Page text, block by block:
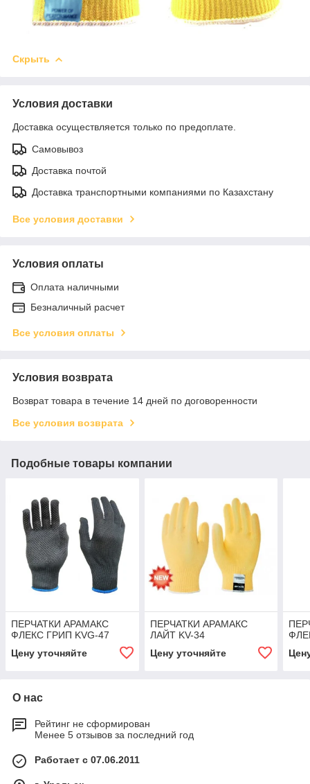
Скрыть
Условия доставки
Доставка осуществляется только по предоплате.
Самовывоз
Доставка почтой
Доставка транспортными компаниями по Казахстану
Все условия доставки
Условия оплаты
Оплата наличными
Безналичный расчет
Все условия оплаты
Условия возврата
Возврат товара в течение 14 дней по договоренности
Все условия возврата
Подобные товары компании
ПЕРЧАТКИ АРАМАКС
ФЛЕКС ГРИП KVG-47
Цену уточняйте
ПЕРЧАТКИ АРАМАКС
ЛАЙТ KV-34
Цену уточняйте
О нас
Рейтинг не сформирован
Менее 5 отзывов за последний год
Работает с 07.06.2011